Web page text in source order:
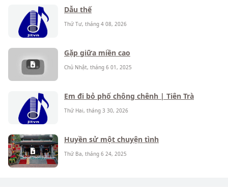
Dẫu thế
Thứ Tư, tháng 4 08, 2026
Gặp giữa miền cao
Chủ Nhật, tháng 6 01, 2025
Em đi bỏ phố chông chênh | Tiên Trà
Thứ Hai, tháng 3 30, 2026
Huyền sử một chuyện tình
Thứ Ba, tháng 6 24, 2025